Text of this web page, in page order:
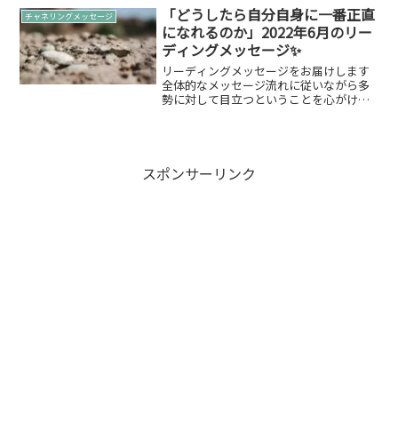
ッセージをお伝えします。2020年12月の
メッセージ心に...
チャネリングメッセージ
「どうしたら自分自身に一番正直
になれるのか」2022年6月のリー
ディングメッセージ✨
リーディングメッセージをお届けします
全体的なメッセージ流れに従いながら多
勢に対して目立つということを心がけて
スポンサーリンク